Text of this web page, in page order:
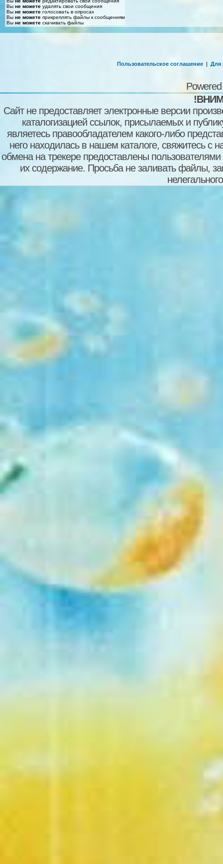
Вы не можете удалять свои сообщения
Вы не можете голосовать в опросах
Вы не можете прикреплять файлы к сообщениям
Вы не можете скачивать файлы
Пользовательское соглашение | Для
Сайт не предоставляет электронные версии
каталогизацией ссылок, присылаемых и
являетесь правообладателем какого-либо
него находилась в нашем каталоге, свяжитесь
обмена на трекере предоставлены пользователями
их содержание. Просьба не заливать файлы,